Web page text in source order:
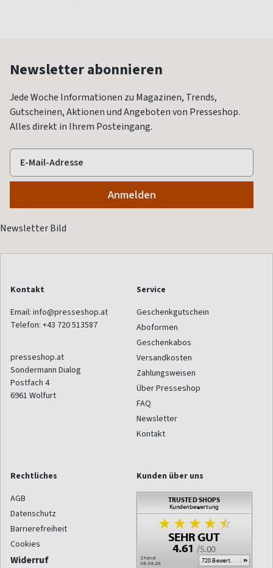
Newsletter abonnieren
Jede Woche Informationen zu Magazinen, Trends,
Gutscheinen, Aktionen und Angeboten von Presseshop.
Alles direkt in Ihrem Posteingang.
Kontakt
Email: info@presseshop.at
Telefon: +43 720 513587
presseshop.at
Sondermann Dialog
Postfach 4
6961 Wolfurt
Service
Geschenkgutschein
Aboformen
Geschenkabos
Versandkosten
Zahlungsweisen
Über Presseshop
FAQ
Newsletter
Kontakt
Rechtliches
AGB
Datenschutz
Barrierefreiheit
Cookies
Widerruf
Kunden über uns